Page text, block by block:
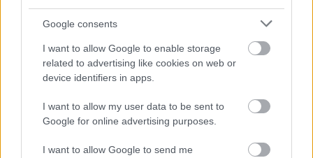
Google consents
I want to allow Google to enable storage
related to advertising like cookies on web or
device identifiers in apps.
I want to allow my user data to be sent to
Google for online advertising purposes.
I want to allow Google to send me